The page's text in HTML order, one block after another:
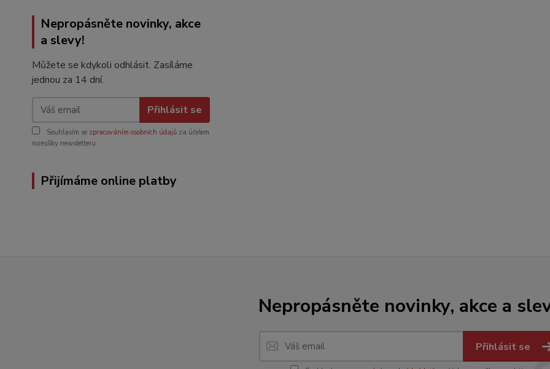
Nepropásněte novinky, akce
a slevy!
Můžete se kdykoli odhlásit. Zasíláme
jednou za 14 dní.
Přihlásit se
Souhlasím se zpracováním osobních údajů za účelem
rozesílky newsletteru.
Přijímáme online platby
Nepropásněte novinky, akce a
Přihlásit se